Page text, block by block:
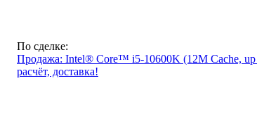
По сделке:
Продажа: Intel® Core™ i5-10600K (12M Cache,
расчёт, доставка!